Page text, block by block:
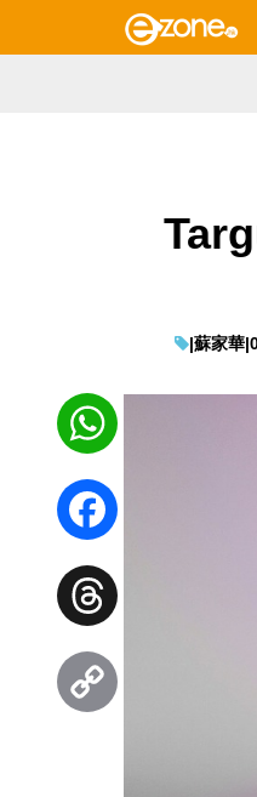
|蘇家華|
WhatsApp
Facebook
Threads